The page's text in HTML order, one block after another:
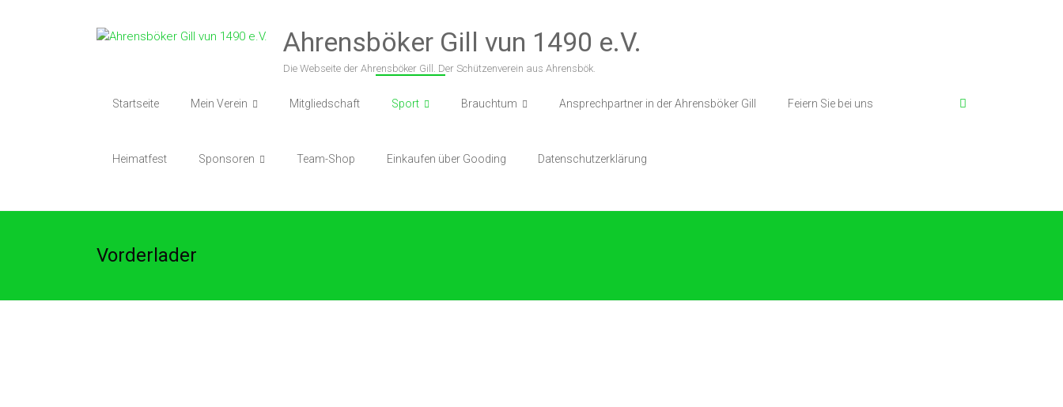
Ahrensböker Gill vun 1490 e.V.
Die Webseite der Ahrensböker Gill. Der Schützenverein aus Ahrensbök.
Startseite Mein Verein Mitgliedschaft Sport Brauchtum Ansprechpartner in der Ahrensböker Gill Feiern Sie bei uns
Heimatfest Sponsoren Team-Shop Einkaufen über Gooding Datenschutzerklärung
Vorderlader